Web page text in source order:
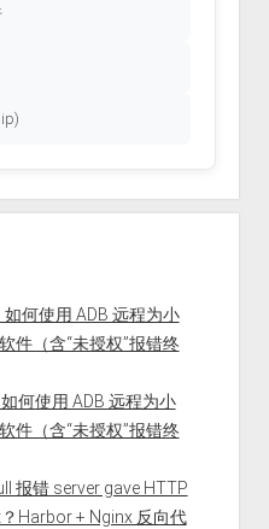
何使用 ADB 远程为小
件（含“未授权”报错终
何使用 ADB 远程为小
件（含“未授权”报错终
报错 server gave HTTP
Harbor + Nginx 反向代